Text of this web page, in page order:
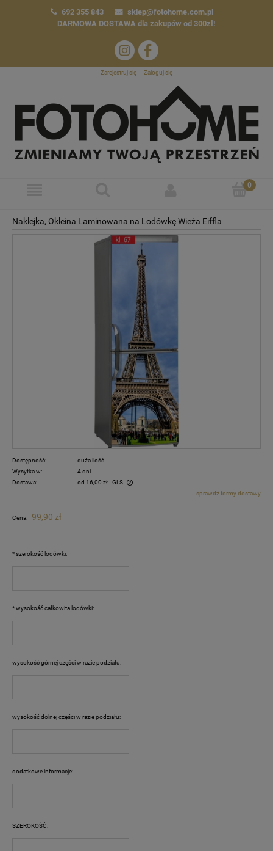
692 355 843
sklep@fotohome.com.pl
DARMOWA DOSTAWA dla zakupów od 300zł!
Zarejestruj się Zaloguj się
Naklejka, Okleina Laminowana na Lodówkę Wieża Eiffla
Dostępność:
duża ilość
Wysyłka w:
4 dni
Dostawa:
od 16,00 zł- GLS
Cena nie zawiera ewentualnych kosztów płatnościsprawdź formy dostawy
Cena: 99,90 zł
*szerokość lodówki:
*wysokość całkowita lodówki:
wysokość górnej części w razie podziału:
wysokość dolnej części w razie podziału:
dodatkowe informacje:
SZEROKOŚĆ: